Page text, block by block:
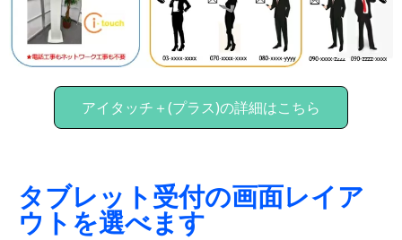
アイタッチ＋(プラス)の詳細はこちら
タブレット受付の画面レイア
ウトを選べます